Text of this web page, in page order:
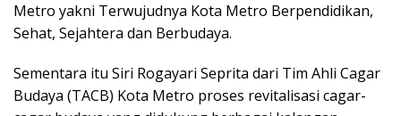
Metro yakni Terwujudnya Kota Metro Berpendidikan,
Sehat, Sejahtera dan Berbudaya.
Sementara itu Siri Rogayari Seprita dari Tim Ahli Cagar
Budaya (TACB) Kota Metro proses revitalisasi cagar-